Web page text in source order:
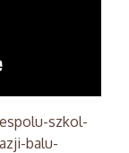
szkol-
balu-